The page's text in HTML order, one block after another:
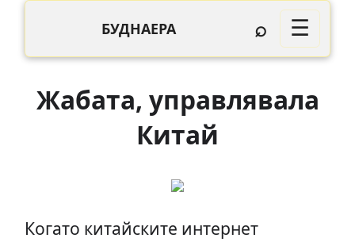
БУДНАЕРА ⌕ ☰
Жабата, управлявала
Китай
Когато китайските интернет